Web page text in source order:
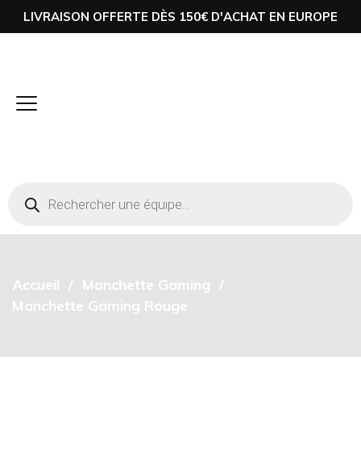
LIVRAISON OFFERTE DÈS 150€ D'ACHAT EN EUROPE
Accueil
Manchette Gaming
Manchette Gaming Rouge